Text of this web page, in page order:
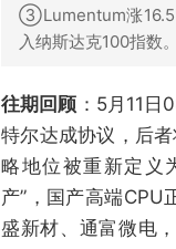
③Lumentum涨
入纳斯达克100指数。
往期回顾 ：5月11
特尔达成协议，后
略地位被重新定义
产”，国产高端CPU
盛新材、通富微电